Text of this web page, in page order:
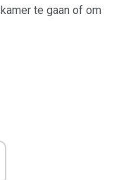
te gaan of om